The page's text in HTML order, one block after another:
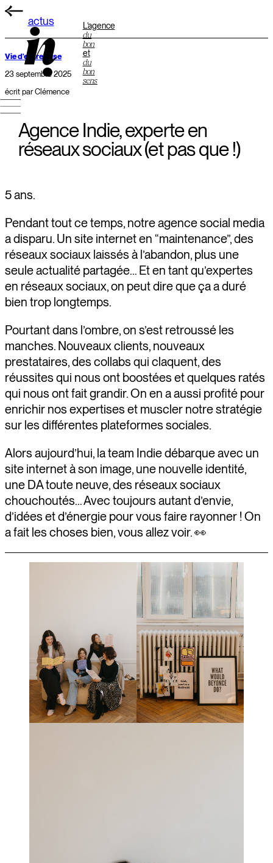
L’agence
du
bon
et
du
bon
sens
actus
Vie d'entreprise
23 septembre 2025
écrit par Clémence
Agence Indie, experte en
réseaux sociaux (et pas que !)
5 ans.
Pendant tout ce temps, notre agence social media
a disparu. Un site internet en “maintenance”, des
réseaux sociaux laissés à l’abandon, plus une
seule actualité partagée… Et en tant qu’expertes
en réseaux sociaux, on peut dire que ça a duré
bien trop longtemps.
Pourtant dans l’ombre, on s’est retroussé les
manches. Nouveaux clients, nouveaux
prestataires, des collabs qui claquent, des
réussites qui nous ont boostées et quelques ratés
qui nous ont fait grandir. On en a aussi profité pour
enrichir nos expertises et muscler notre stratégie
sur les différentes plateformes sociales.
Alors aujourd’hui, la team Indie débarque avec un
site internet à son image, une nouvelle identité,
une DA toute neuve, des réseaux sociaux
chouchoutés… Avec toujours autant d’envie,
d’idées et d’énergie pour vous faire rayonner ! On
a fait les choses bien, vous allez voir. 👀